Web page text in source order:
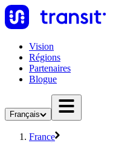
Vision
Régions
Partenaires
Blogue
Français
France